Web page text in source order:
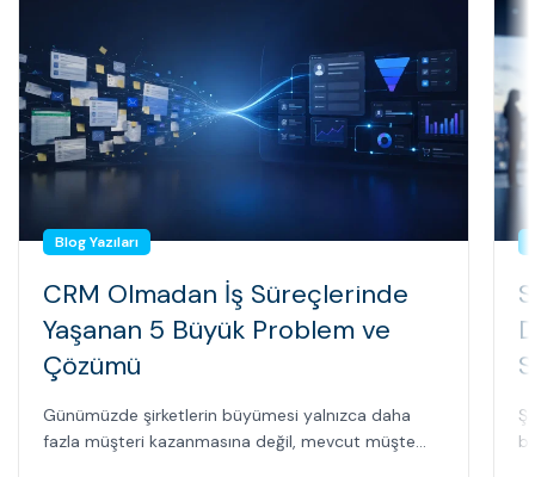
Blog Yazıları
CRM Olmadan İş Süreçlerinde
Yaşanan 5 Büyük Problem ve
Çözümü
Günümüzde şirketlerin büyümesi yalnızca daha
fazla müşteri kazanmasına değil, mevcut müşte...